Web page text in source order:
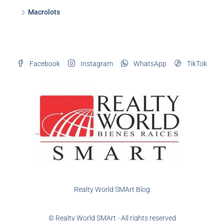
Macrolots
Facebook Instagram WhatsApp TikTok
Realty World SMArt Blog
© Realty World SMArt - All rights reserved